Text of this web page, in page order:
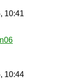
10:41
10:44